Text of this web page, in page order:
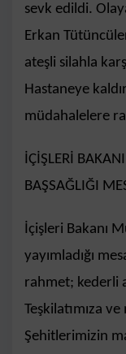
sevk edildi.
Erkan
ateşli silahla
Hastaneye
müdahalelere
İÇİŞLERİ
BAŞSAĞLIĞI
İçişleri Bakanı
yayımladığı
rahmet; kederli
Teşkilatımıza
Şehitlerimizin